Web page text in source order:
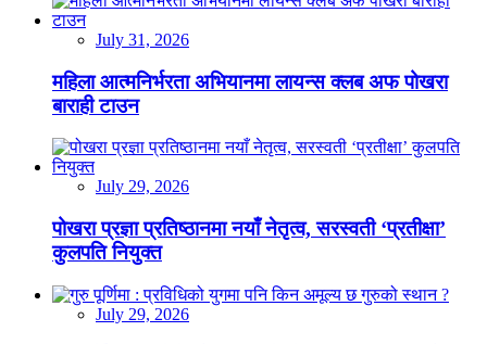
July 31, 2026
महिला आत्मनिर्भरता अभियानमा लायन्स क्लब अफ पोखरा
बाराही टाउन
July 29, 2026
पोखरा प्रज्ञा प्रतिष्ठानमा नयाँ नेतृत्व, सरस्वती ‘प्रतीक्षा’
कुलपति नियुक्त
July 29, 2026